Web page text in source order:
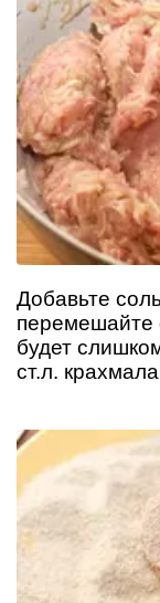
Добавьте
перемешайте
будет
ст.л.